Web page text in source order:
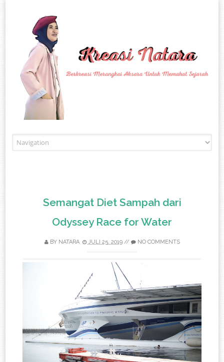
Semangat Diet Sampah dari
Odyssey Race for Water
BY NATARA JULI 25, 2019// NO COMMENTS